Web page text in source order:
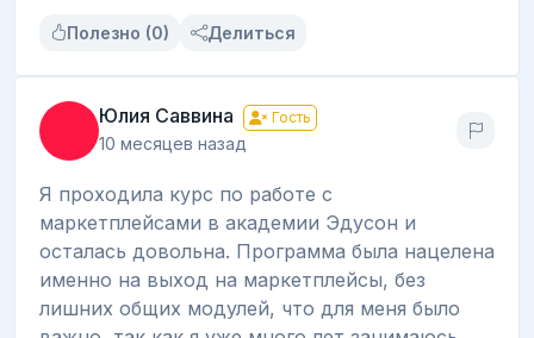
Полезно (0) Делиться
Юлия Саввина Гость
10 месяцев назад
Я проходила курс по работе с
маркетплейсами в академии Эдусон и
осталась довольна. Программа была нацелена
именно на выход на маркетплейсы, без
лишних общих модулей, что для меня было